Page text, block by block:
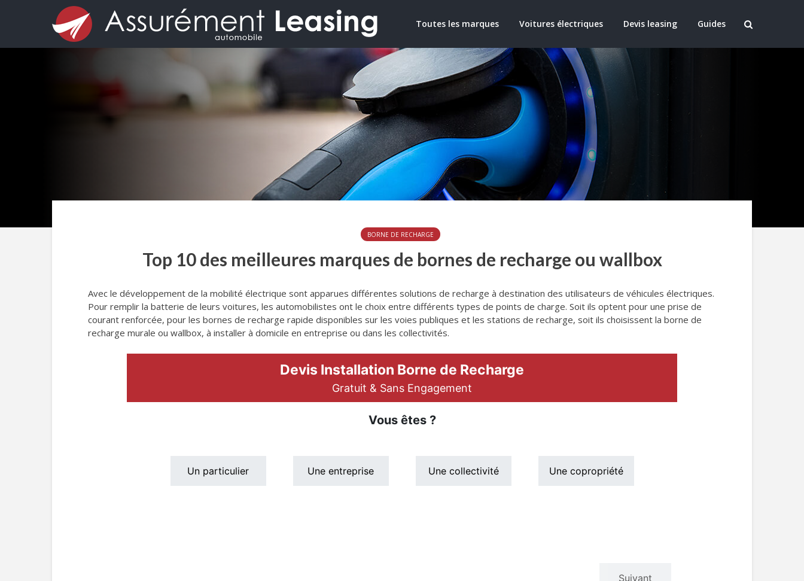
Toutes les marques Voitures électriques Devis leasing Guides
BORNE DE RECHARGE
Top 10 des meilleures marques de bornes de recharge ou wallbox
Avec le développement de la mobilité électrique sont apparues différentes solutions de recharge à destination des utilisateurs de véhicules électriques.
Pour remplir la batterie de leurs voitures, les automobilistes ont le choix entre différents types de points de charge. Soit ils optent pour une prise de
courant renforcée, pour les bornes de recharge rapide disponibles sur les voies publiques et les stations de recharge, soit ils choisissent la borne de
recharge murale ou wallbox, à installer à domicile en entreprise ou dans les collectivités.